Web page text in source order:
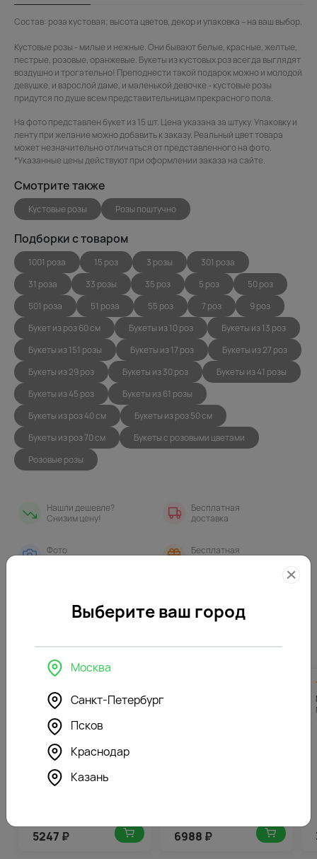
Состав: роза кустовая; высота цветов, декор и упаковка – на ваш выбор.
Кустовые розы - милые и нежные. Они бывают белые, красные, желтые,
пестрые, розовые, оранжевые. Букеты из кустовых роз всегда выглядят
воздушно и трогательно! Преподнести такой подарок можно и молодой
девушке, и взрослой даме, и маленькой девочке - кустовые розы
придутся по душе всем представительницам прекрасного пола.
На фото представлен букет из 15 шт. Цена указана за штуку. Упаковку и
ленту при желание можно добавить к заказу. Реальный цвет товара
может незначительно отличаться от представленного на фото.
*Указанные цены действуют при оформлении заказа на сайте.
Смотрите также
Кустовые розы Розы поштучно
Подборки с товаром
1001 роза 15 роз 3 розы
301 роза
31 роза
33 розы 35 роз 5 роз
50 роз
501 роза
51 роза 55 роз 7 роз
9 роз
Букет из роз 60 см
Букеты из 10 роз
Букеты из 13 роз
Букеты из 151 розы
Букеты из 17 роз
Букеты из 27 роз
Букеты из 29 роз
Букеты из 30 роз
Букеты из 41 розы
Букеты из 45 роз
Букеты из 61 розы
Букеты из роз 40 см
Букеты из роз 50 см
Букеты из роз 70 см
Букеты с розовыми цветами
Розовые розы
Нашли дешевле?
Снизим цену!
Бесплатная
доставка
Фото
Бесплатная
С этим товаром покупают
Мягкие игрушки
Мягкая игрушка Зайка Ми
с голубым бантом
5247 ₽ 6988 ₽
Выберите ваш город
Москва
Санкт-Петербург
Псков
Краснодар
Казань